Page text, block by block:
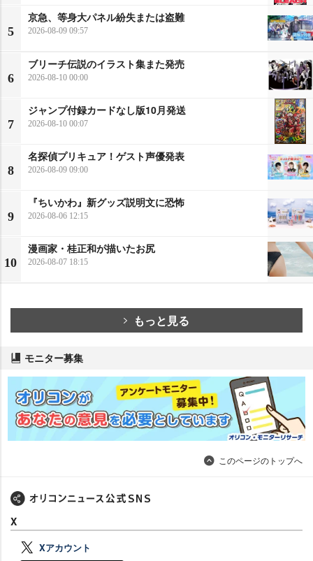
5
京急、等身大パネル紛失または盗難
2026-08-09 09:57
6
ブリーチ伝説のイラスト集また発売
2026-08-10 00:00
7
ジャンプ付録カードなし版10月発送
2026-08-10 00:07
8
名探偵プリキュア！ゲスト声優発表
2026-08-09 09:00
9
『ちいかわ』新グッズ説明文に恐怖
2026-08-06 12:15
10
漫画家・桂正和が描いたお尻
2026-08-07 18:15
もっと見る
モニター募集
このページのトップへ
X
Xアカウント